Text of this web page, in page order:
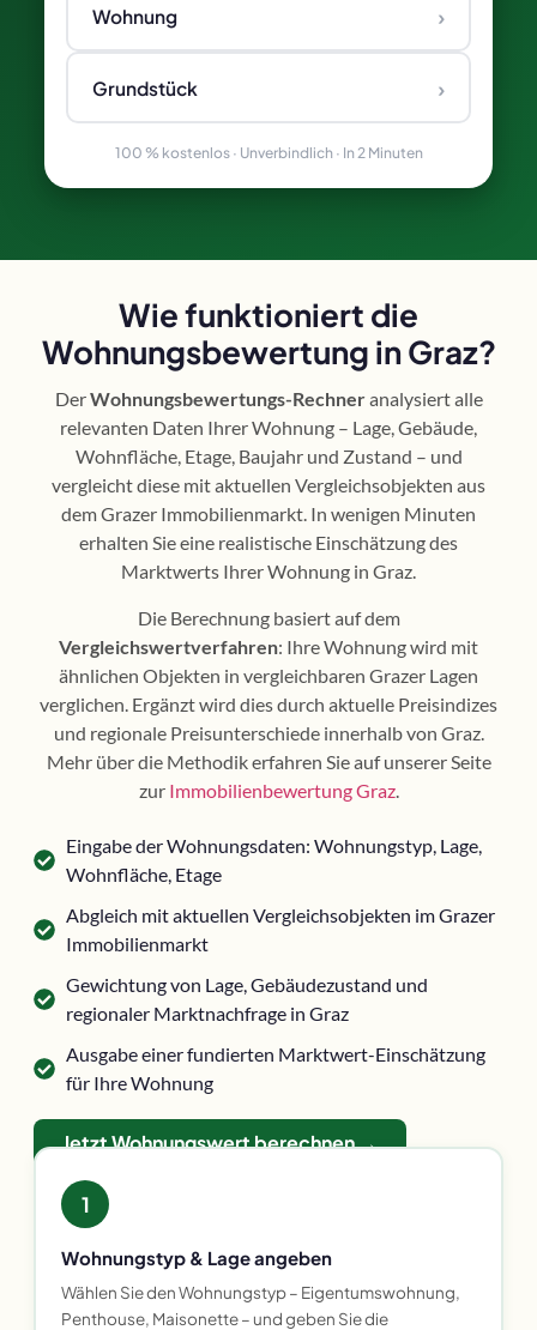
Wohnung ›
Grundstück ›
100 % kostenlos · Unverbindlich · In 2 Minuten
Wie funktioniert die
Wohnungsbewertung in Graz?
DerWohnungsbewertungs-Rechneranalysiert alle
relevanten Daten Ihrer Wohnung – Lage, Gebäude,
Wohnfläche, Etage, Baujahr und Zustand – und
vergleicht diese mit aktuellen Vergleichsobjekten aus
dem Grazer Immobilienmarkt. In wenigen Minuten
erhalten Sie eine realistische Einschätzung des
Marktwerts Ihrer Wohnung in Graz.
Die Berechnung basiert auf dem
Vergleichswertverfahren: Ihre Wohnung wird mit
ähnlichen Objekten in vergleichbaren Grazer Lagen
verglichen. Ergänzt wird dies durch aktuelle Preisindizes
und regionale Preisunterschiede innerhalb von Graz.
Mehr über die Methodik erfahren Sie auf unserer Seite
zur Immobilienbewertung Graz.
Eingabe der Wohnungsdaten: Wohnungstyp, Lage,
Wohnfläche, Etage
Abgleich mit aktuellen Vergleichsobjekten im Grazer
Immobilienmarkt
Gewichtung von Lage, Gebäudezustand und
regionaler Marktnachfrage in Graz
Ausgabe einer fundierten Marktwert-Einschätzung
für Ihre Wohnung
Jetzt Wohnungswert berechnen →
1
Wohnungstyp & Lage angeben
Wählen Sie den Wohnungstyp – Eigentumswohnung,
Penthouse, Maisonette – und geben Sie die